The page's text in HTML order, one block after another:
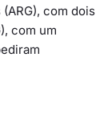
com dois
com um